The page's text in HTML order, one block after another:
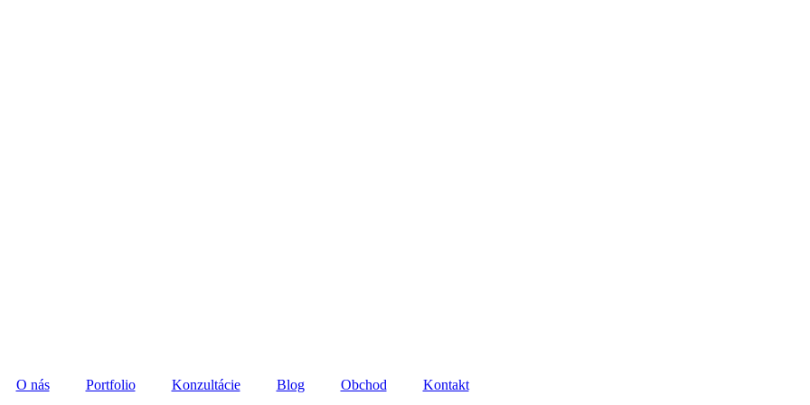
O nás Portfolio Konzultácie Blog Obchod Kontakt